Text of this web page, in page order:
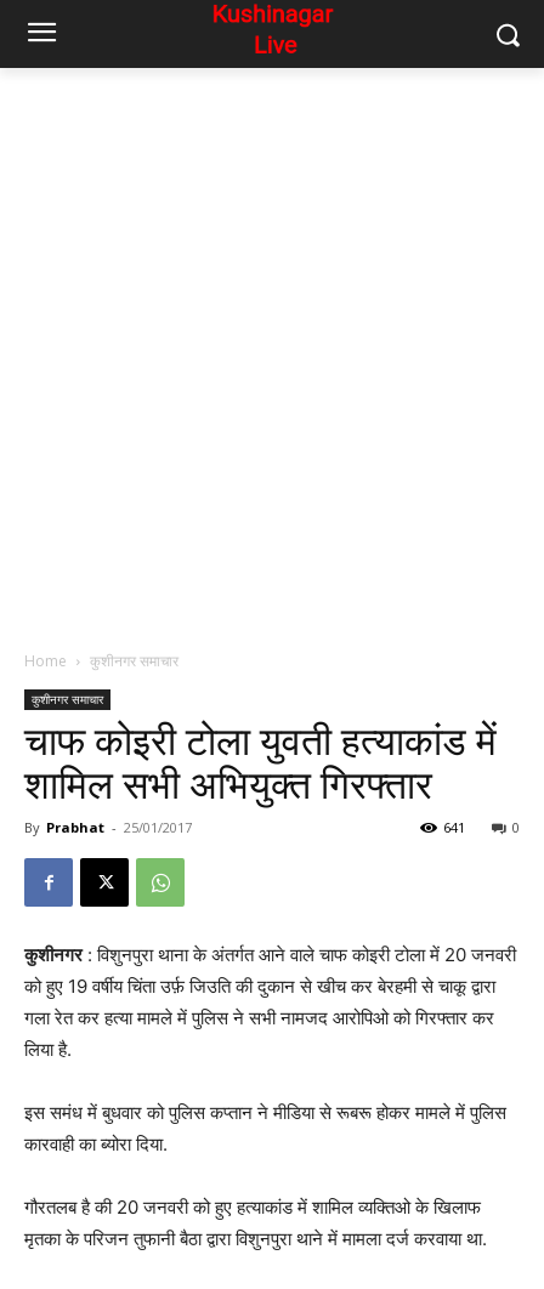
Home कुशीनगर समाचार
कुशीनगर समाचार
चाफ कोइरी टोला युवती हत्याकांड में
शामिल सभी अभियुक्त गिरफ्तार
By Prabhat - 25/01/2017 0
641
कुशीनगर: विशुनपुरा थाना के अंतर्गत आने वाले चाफ कोइरी टोला में 20 जनवरी
को हुए 19 वर्षीय चिंता उर्फ़ जिउति की दुकान से खीच कर बेरहमी से चाकू द्वारा
गला रेत कर हत्या मामले में पुलिस ने सभी नामजद आरोपिओ को गिरफ्तार कर
लिया है.
इस समंध में बुधवार को पुलिस कप्तान ने मीडिया से रूबरू होकर मामले में पुलिस
कारवाही का ब्योरा दिया.
गौरतलब है की 20 जनवरी को हुए हत्याकांड में शामिल व्यक्तिओ के खिलाफ
मृतका के परिजन तुफानी बैठा द्वारा विशुनपुरा थाने में मामला दर्ज करवाया था.